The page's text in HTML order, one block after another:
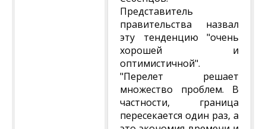
Представитель
правительства назвал
эту тенденцию "очень
хорошей и
оптимистичной".
"Перелет решает
множество проблем. В
частности, граница
пересекается один раз, а